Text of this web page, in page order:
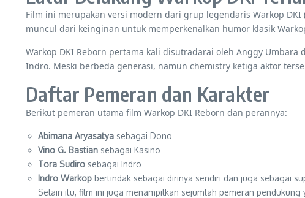
Film ini merupakan versi modern dari grup legendaris Warkop
muncul dari keinginan untuk memperkenalkan humor klasik
Warkop DKI Reborn pertama kali disutradarai oleh Anggy Umbara
Indro. Meski berbeda generasi, namun chemistry ketiga aktor
Daftar Pemeran dan Karakter
Berikut pemeran utama film Warkop DKI Reborn dan perannya:
Abimana Aryasatya sebagai Dono
Vino G. Bastian sebagai Kasino
Tora Sudiro sebagai Indro
Indro Warkop bertindak sebagai dirinya sendiri dan juga sebagai
Selain itu, film ini juga menampilkan sejumlah pemeran